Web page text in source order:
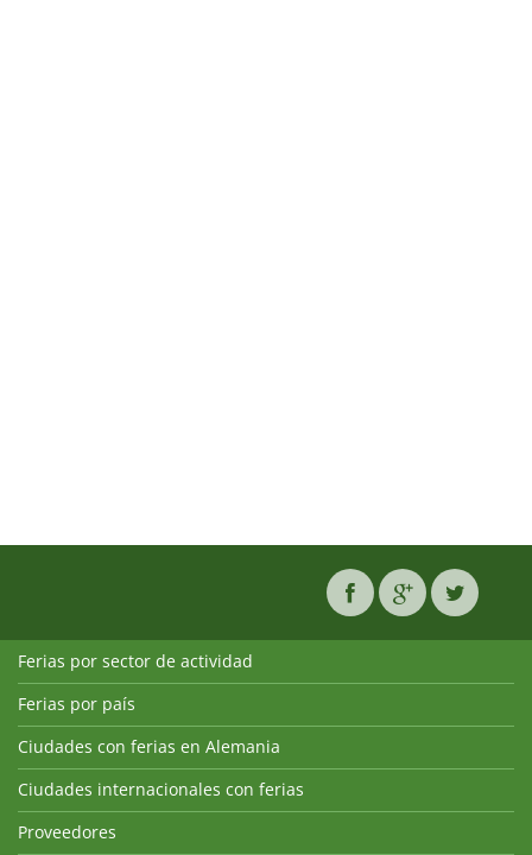
Ferias por sector de actividad
Ferias por país
Ciudades con ferias en Alemania
Ciudades internacionales con ferias
Proveedores